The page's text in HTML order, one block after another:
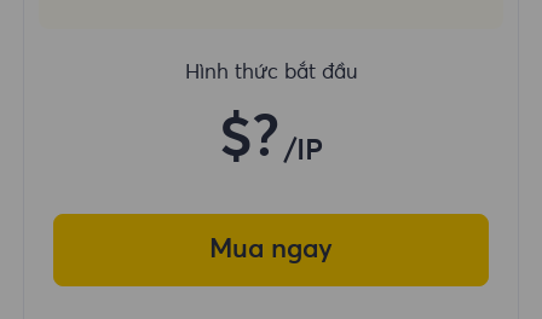
Hình thức bắt đầu
$? /IP
Mua ngay